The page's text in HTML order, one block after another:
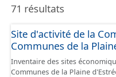
71 résultats
Site d'activité de la
Communes de la
Inventaire des sites
Communes de la Plaine